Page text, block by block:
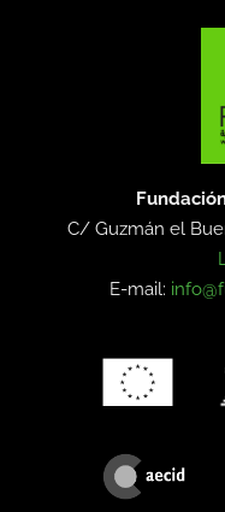
C/ Guzmán el
E-mail: